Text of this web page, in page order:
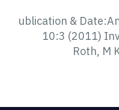
ublication &
10:3 (2011)
Roth, M